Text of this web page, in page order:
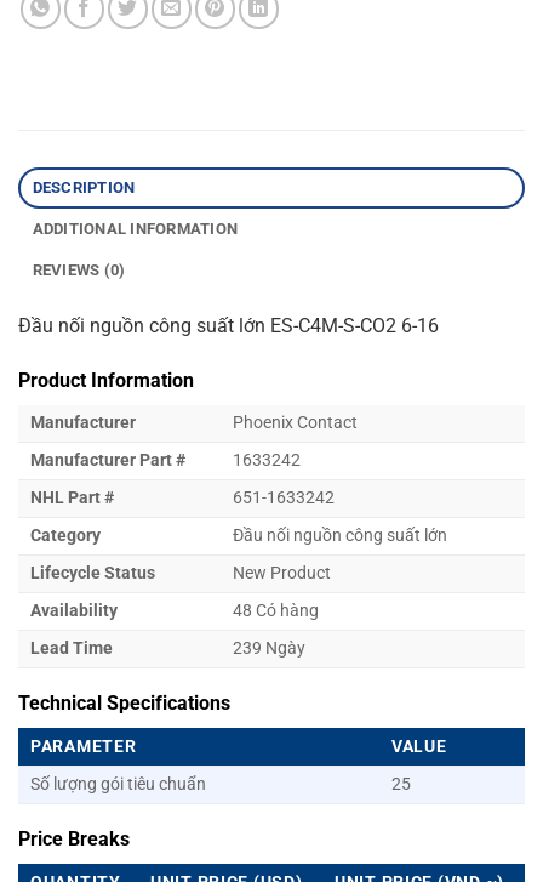
DESCRIPTION
ADDITIONAL INFORMATION
REVIEWS (0)
Đầu nối nguồn công suất lớn ES-C4M-S-CO2 6-16
Product Information
Manufacturer
Phoenix Contact
Manufacturer Part #
1633242
NHL Part #
651-1633242
Category
Đầu nối nguồn công suất lớn
Lifecycle Status
New Product
Availability
48 Có hàng
Lead Time
239 Ngày
Technical Specifications
PARAMETER
VALUE
Số lượng gói tiêu chuẩn
25
Price Breaks